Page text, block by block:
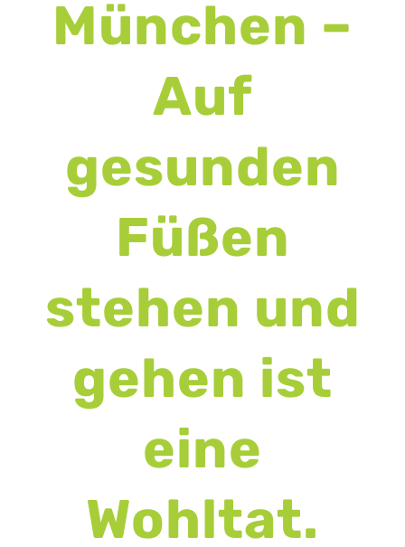
München –
Auf
gesunden
Füßen
stehen und
gehen ist
eine
Wohltat.